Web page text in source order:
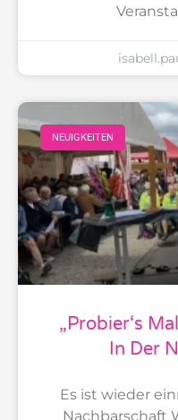
NEUIGKEITEN
„Probier‘s
In Der
Es ist wieder
Nachbarschaft